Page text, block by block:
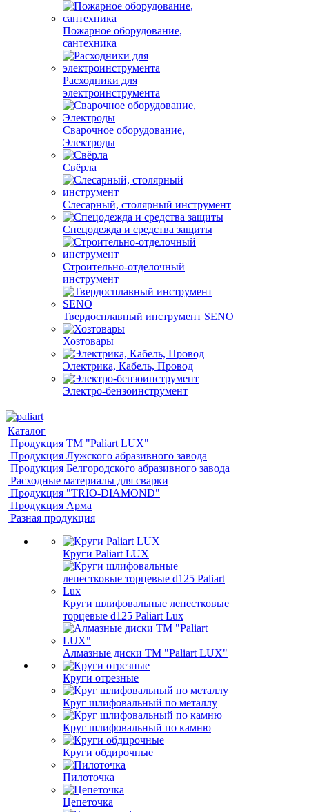
Пожарное оборудование,
сантехника
Расходники для
электроинструмента
Сварочное оборудование,
Электроды
Свёрла
Слесарный, столярный инструмент
Спецодежда и средства защиты
Строительно-отделочный
инструмент
Твердосплавный инструмент SENO
Хозтовары
Электрика, Кабель, Провод
Электро-бензоинструмент
Каталог
Продукция ТМ "Paliart LUX"
Продукция Лужского абразивного завода
Продукция Белгородского абразивного завода
Расходные материалы для сварки
Продукция "TRIO-DIAMOND"
Продукция Арма
Разная продукция
Круги Paliart LUX
Круги шлифовальные лепестковые
торцевые d125 Paliart Lux
Алмазные диски ТМ "Paliart LUX"
Круги отрезные
Круг шлифовальный по металлу
Круг шлифовальный по камню
Круги обдирочные
Пилоточка
Цепеточка